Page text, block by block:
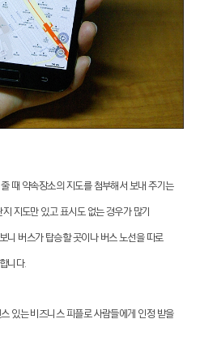
때 약속장소의 지도를 첨부해서 보내 주기는
지도만 있고 표시도 없는 경우가 많기
니 버스가 탑승할 곳이나 버스 노선을 따로
니다.
있는 비즈니스 피플로 사람들에게 인정 받을